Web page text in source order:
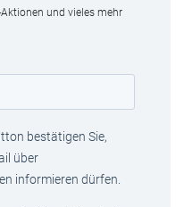
und vieles mehr
bestätigen Sie,
über
informieren dürfen.